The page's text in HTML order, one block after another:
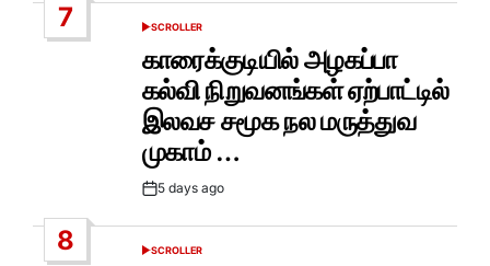
7
POSTED
SCROLLER
காரைக்குடியில் அழகப்பா
கல்வி நிறுவனங்கள் ஏற்பாட்டில்
இலவச சமூக நல மருத்துவ
முகாம் …
Post5 days ago
8
POSTED
SCROLLER